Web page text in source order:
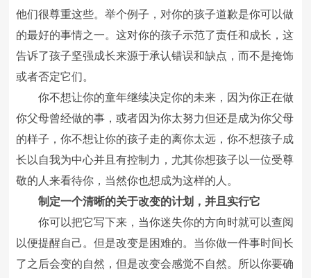
他们很尊重这些。举个例子，对你的孩子道歉是你可以做
的最好的事情之一。这对你的孩子示范了责任和成长，这
告诉了孩子坚强成长来源于承认错误和缺点，而不是掩饰
或者否定它们。
你不想让你的童年继续决定你的未来，因为你正在做
你父母曾经做的事，或者因为你太努力但还是成为你父母
的样子，你不想让你的孩子走的离你太远，你不想孩子成
长以自我为中心并且有控制力，尤其你想孩子以一位受尊
敬的人来看待你，当然你也想成为这样的人。
制定一个清晰的关于改变的计划，并且实行它
你可以把它写下来，当你迷失你的方向时就可以查阅
以便提醒自己。但是改变是困难的。当你做一件事时间长
了之后会变的自然，但是改变会感觉不自然。所以你要确